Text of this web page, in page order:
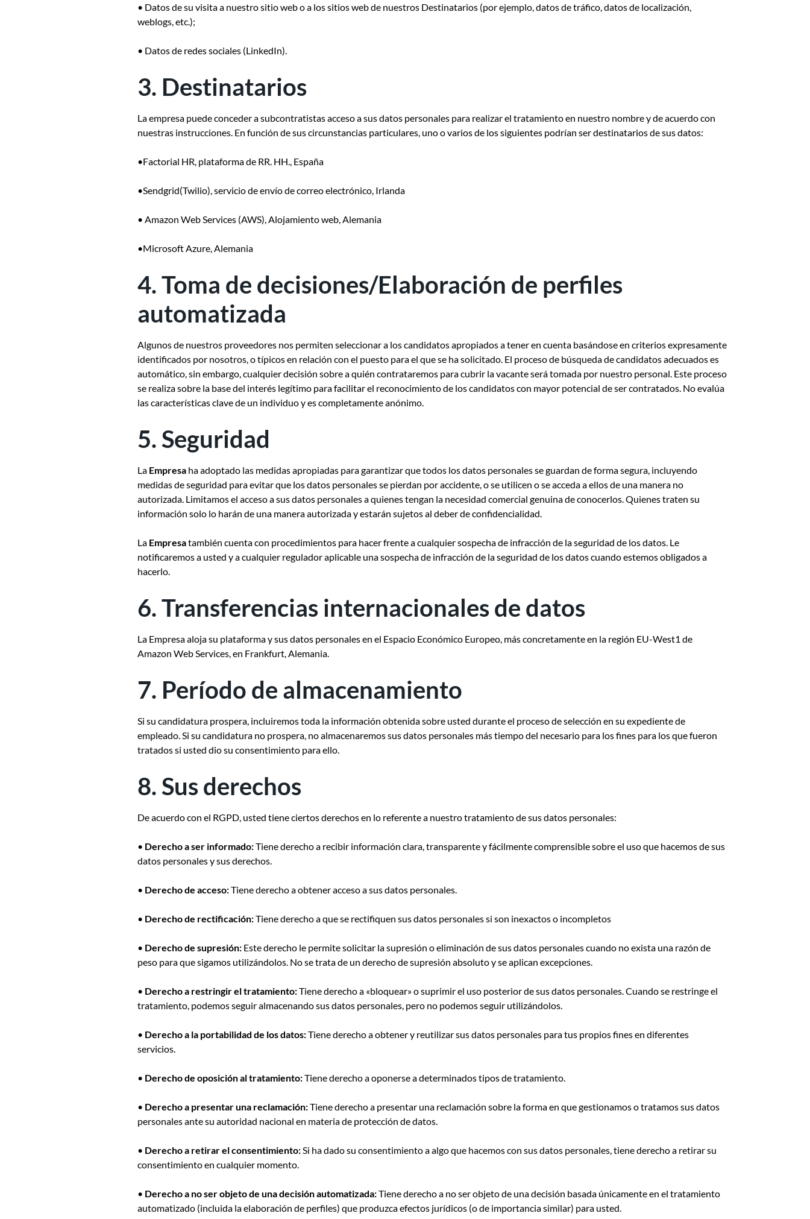
• Datos de su visita a nuestro sitio web o a los sitios web de nuestros Destinatarios (por ejemplo, datos de tráfico, datos de localización,
weblogs, etc.);
• Datos de redes sociales (LinkedIn).
3. Destinatarios
La empresa puede conceder a subcontratistas acceso a sus datos personales para realizar el tratamiento en nuestro nombre y de acuerdo con
nuestras instrucciones. En función de sus circunstancias particulares, uno o varios de los siguientes podrían ser destinatarios de sus datos:
•Factorial HR, plataforma de RR. HH., España
•Sendgrid(Twilio), servicio de envío de correo electrónico, Irlanda
• Amazon Web Services (AWS), Alojamiento web, Alemania
•Microsoft Azure, Alemania
4. Toma de decisiones/Elaboración de perfiles
automatizada
Algunos de nuestros proveedores nos permiten seleccionar a los candidatos apropiados a tener en cuenta basándose en criterios expresamente
identificados por nosotros, o típicos en relación con el puesto para el que se ha solicitado. El proceso de búsqueda de candidatos adecuados es
automático, sin embargo, cualquier decisión sobre a quién contrataremos para cubrir la vacante será tomada por nuestro personal. Este proceso
se realiza sobre la base del interés legítimo para facilitar el reconocimiento de los candidatos con mayor potencial de ser contratados. No evalúa
las características clave de un individuo y es completamente anónimo.
5. Seguridad
La Empresa ha adoptado las medidas apropiadas para garantizar que todos los datos personales se guardan de forma segura, incluyendo
medidas de seguridad para evitar que los datos personales se pierdan por accidente, o se utilicen o se acceda a ellos de una manera no
autorizada. Limitamos el acceso a sus datos personales a quienes tengan la necesidad comercial genuina de conocerlos. Quienes traten su
información solo lo harán de una manera autorizada y estarán sujetos al deber de confidencialidad.
La Empresatambién cuenta con procedimientos para hacer frente a cualquier sospecha de infracción de la seguridad de los datos. Le
notificaremos a usted y a cualquier regulador aplicable una sospecha de infracción de la seguridad de los datos cuando estemos obligados a
hacerlo.
6. Transferencias internacionales de datos
La Empresa aloja su plataforma y sus datos personales en el Espacio Económico Europeo, más concretamente en la región EU-West1 de
Amazon Web Services, en Frankfurt, Alemania.
7. Período de almacenamiento
Si su candidatura prospera, incluiremos toda la información obtenida sobre usted durante el proceso de selección en su expediente de
empleado. Si su candidatura no prospera, no almacenaremos sus datos personales más tiempo del necesario para los fines para los que fueron
tratados si usted dio su consentimiento para ello.
8. Sus derechos
De acuerdo con el RGPD, usted tiene ciertos derechos en lo referente a nuestro tratamiento de sus datos personales:
• Derecho a ser informado:Tiene derecho a recibir información clara, transparente y fácilmente comprensible sobre el uso que hacemos de sus
datos personales y sus derechos.
• Derecho de acceso:Tiene derecho a obtener acceso a sus datos personales.
• Derecho de rectificación:Tiene derecho a que se rectifiquen sus datos personales si son inexactos o incompletos
• Derecho de supresión: Este derecho le permite solicitar la supresión o eliminación de sus datos personales cuando no exista una razón de
peso para que sigamos utilizándolos. No se trata de un derecho de supresión absoluto y se aplican excepciones.
• Derecho a restringir el tratamiento:Tiene derecho a «bloquear» o suprimir el uso posterior de sus datos personales. Cuando se restringe el
tratamiento, podemos seguir almacenando sus datos personales, pero no podemos seguir utilizándolos.
• Derecho a la portabilidad de los datos:Tiene derecho a obtener y reutilizar sus datos personales para tus propios fines en diferentes
servicios.
• Derecho de oposición al tratamiento:Tiene derecho a oponerse a determinados tipos de tratamiento.
• Derecho a presentar una reclamación:Tiene derecho a presentar una reclamación sobre la forma en que gestionamos o tratamos sus datos
personales ante su autoridad nacional en materia de protección de datos.
• Derecho a retirar el consentimiento:Si ha dado su consentimiento a algo que hacemos con sus datos personales, tiene derecho a retirar su
consentimiento en cualquier momento.
• Derecho a no ser objeto de una decisión automatizada:Tiene derecho a no ser objeto de una decisión basada únicamente en el tratamiento
automatizado (incluida la elaboración de perfiles) que produzca efectos jurídicos (o de importancia similar) para usted.